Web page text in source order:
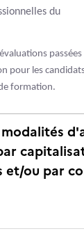
du
passées
pour les
formation.
et/ou par